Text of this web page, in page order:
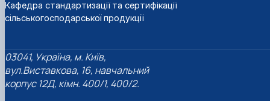
Кафедра стандартизації та сертифікації
сільськогосподарської продукції
03041, Україна, м. Київ,
вул.Виставкова, 16, навчальний
корпус 12Д, кімн. 400/1, 400/2.